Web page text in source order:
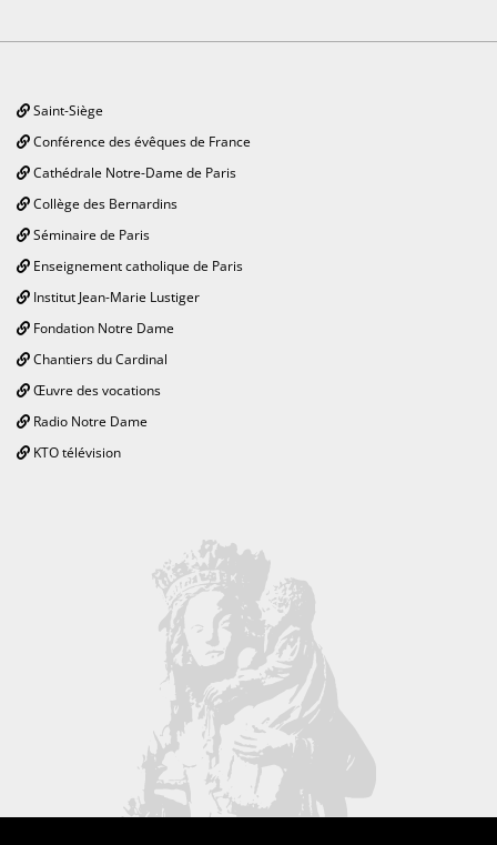
Saint-Siège
Conférence des évêques de France
Cathédrale Notre-Dame de Paris
Collège des Bernardins
Séminaire de Paris
Enseignement catholique de Paris
Institut Jean-Marie Lustiger
Fondation Notre Dame
Chantiers du Cardinal
Œuvre des vocations
Radio Notre Dame
KTO télévision